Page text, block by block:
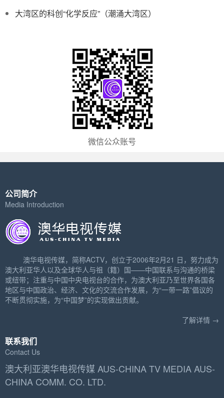
大湾区的科创“化学反应”（潮涌大湾区）
微信公众账号
公司简介
Media Introduction
澳华电视传媒，简称ACTV，创立于2006年2月21 日，努力成为
澳大利亚华人以及全球华人与祖（籍）国——中国联系与沟通的桥梁
或纽带；注重与中国中央电视台的合作，为澳大利亚乃至世界各国各
地区与中国政治、经济、文化的交流合作发展，为“一带一路”倡议的
不断贯彻实施，为“中国梦”的实现做出贡献。
了解详情 →
联系我们
Contact Us
澳大利亚澳华电视传媒 AUS-CHINA TV MEDIA AUS-
CHINA COMM. CO. LTD.